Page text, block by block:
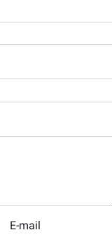
E-mail